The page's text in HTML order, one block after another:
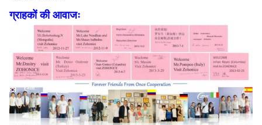
ग्राहकों की आवाजः